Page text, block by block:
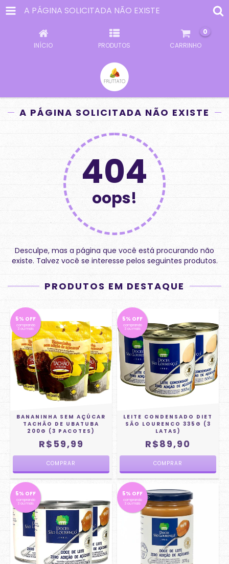
A PÁGINA SOLICITADA NÃO EXISTE
INÍCIO PRODUTOS CARRINHO
0
A PÁGINA SOLICITADA NÃO EXISTE
404
oops!
Desculpe, mas a página que você está procurando não
existe. Talvez você se interesse pelos seguintes produtos.
PRODUTOS EM DESTAQUE
5% OFF
comprando
3 ou mais
BANANINHA SEM AÇÚCAR
TACHÃO DE UBATUBA
200G (3 PACOTES)
R$59,99
5% OFF
comprando
3 ou mais
LEITE CONDENSADO DIET
SÃO LOURENCO 335G (3
LATAS)
R$89,90
5% OFF
comprando
3 ou mais
5% OFF
comprando
3 ou mais